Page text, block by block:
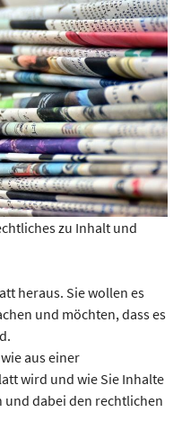
zu Inhalt und
heraus. Sie wollen es
und möchten, dass es
aus einer
wird und wie Sie Inhalte
und dabei den rechtlichen